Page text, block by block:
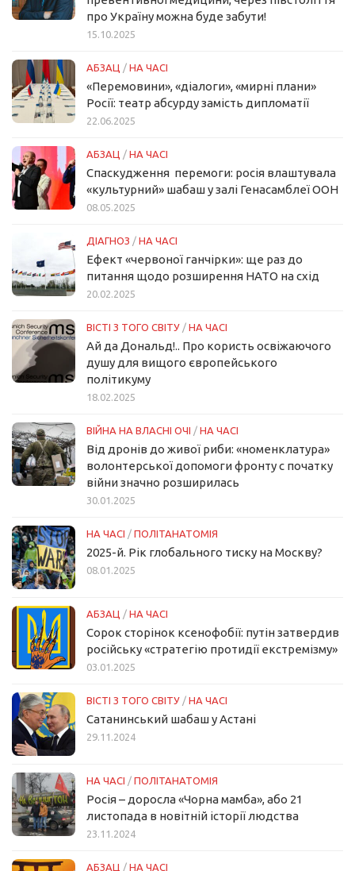
про Україну можна буде забути!
15.10.2025
АБЗАЦ / НА ЧАСІ
«Перемовини», «діалоги», «мирні плани»
Росії: театр абсурду замість дипломатії
22.06.2025
АБЗАЦ / НА ЧАСІ
Спаскудження перемоги: росія влаштувала
«культурний» шабаш у залі Генасамблеї ООН
08.05.2025
ДІАГНОЗ / НА ЧАСІ
Ефект «червоної ганчірки»: ще раз до
питання щодо розширення НАТО на схід
20.02.2025
ВІСТІ З ТОГО СВІТУ / НА ЧАСІ
Ай да Дональд!.. Про користь освіжаючого
душу для вищого європейського
політикуму
18.02.2025
ВІЙНА НА ВЛАСНІ ОЧІ / НА ЧАСІ
Від дронів до живої риби: «номенклатура»
волонтерської допомоги фронту с початку
війни значно розширилась
30.01.2025
НА ЧАСІ / ПОЛІТАНАТОМІЯ
2025-й. Рік глобального тиску на Москву?
08.01.2025
АБЗАЦ / НА ЧАСІ
Сорок сторінок ксенофобії: путін затвердив
російську «стратегію протидії екстремізму»
03.01.2025
ВІСТІ З ТОГО СВІТУ / НА ЧАСІ
Сатанинський шабаш у Астані
29.11.2024
НА ЧАСІ / ПОЛІТАНАТОМІЯ
Росія – доросла «Чорна мамба», або 21
листопада в новітній історії людства
23.11.2024
АБЗАЦ / НА ЧАСІ